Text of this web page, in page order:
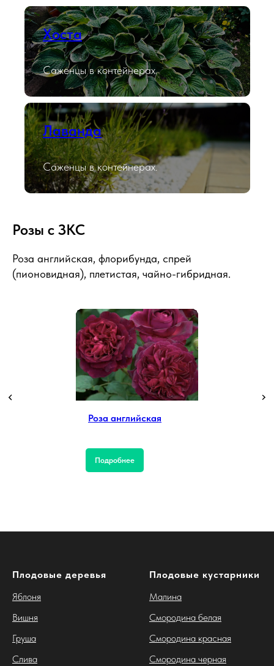
Хоста
Саженцы в контейнерах.
Лаванда
Саженцы в контейнерах.
Розы с ЗКС
Роза английская, флорибунда, спрей
(пионовидная), плетистая, чайно-гибридная.
Роза английская
Подробнее
Плодовые деревья
Яблоня
Вишня
Груша
Слива
Плодовые кустарники
Малина
Смородина белая
Смородина красная
Смородина черная